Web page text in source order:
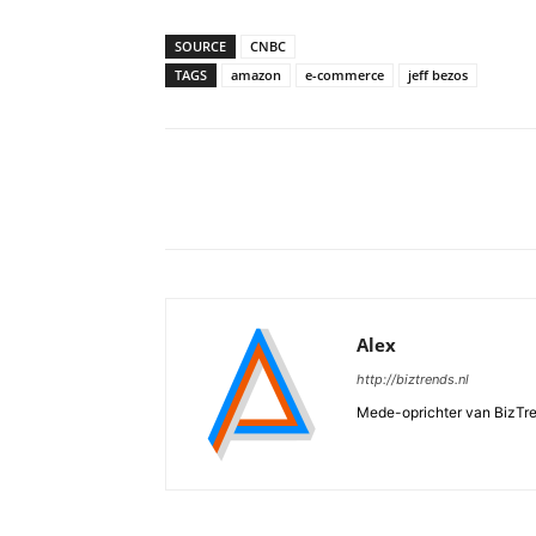
SOURCE
CNBC
TAGS
amazon e-commerce jeff bezos
Alex
http://biztrends.nl
Mede-oprichter van